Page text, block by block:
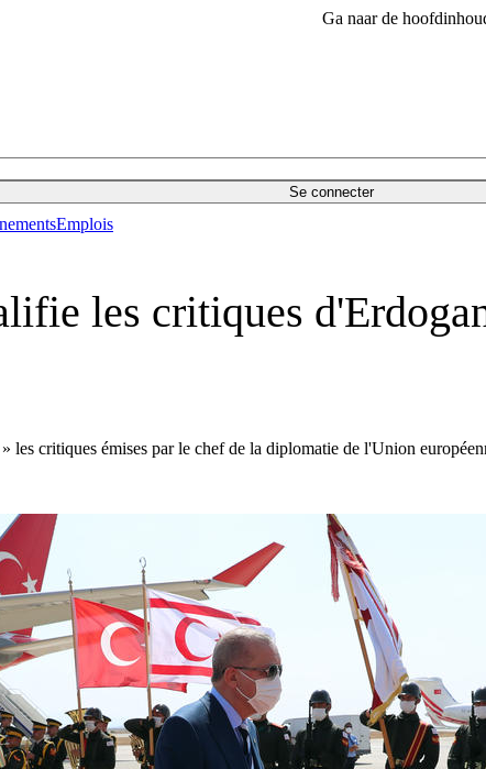
Ga naar de
Se connecter
Emplois
les critiques
» les critiques émises par le chef de la diplomatie de l'Union